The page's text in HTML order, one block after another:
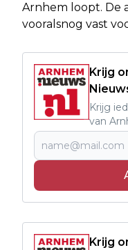
Arnhem loopt. De
vooralsnog vast
Krijg
Krijg
van
Krijg